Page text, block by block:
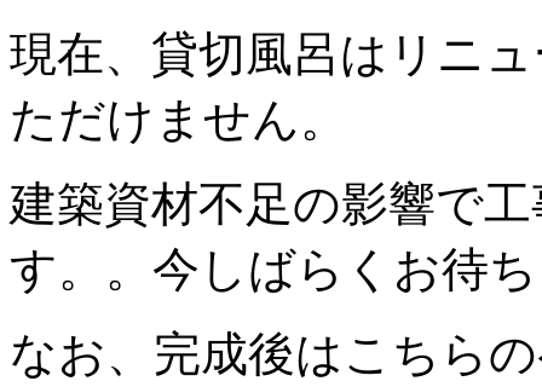
現在、貸切風呂はリニ
ただけません。
建築資材不足の影響で
す。。今しばらくお待
なお、完成後はこちら